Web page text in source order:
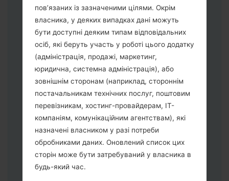
Завантажте на свій ПК:Odin 3.
Далі завантажте та розпакуйте файл
пов’язаних із зазначеними цілями. Окрім
власника, у деяких випадках дані можуть
бути доступні деяким типам відповідальних
осіб, які беруть участь у роботі цього додатку
(адміністрація, продажі, маркетинг,
юридична, системна адміністрація), або
зовнішнім сторонам (наприклад, стороннім
постачальникам технічних послуг, поштовим
перевізникам, хостинг-провайдерам, ІТ-
компаніям, комунікаційним агентствам), які
назначені власником у разі потреби
обробниками даних. Оновлений список цих
сторін може бути затребуваний у власника в
будь-який час.